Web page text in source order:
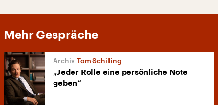
Mehr Gespräche
Tom Schilling
„Jeder Rolle eine persönliche Note
geben“